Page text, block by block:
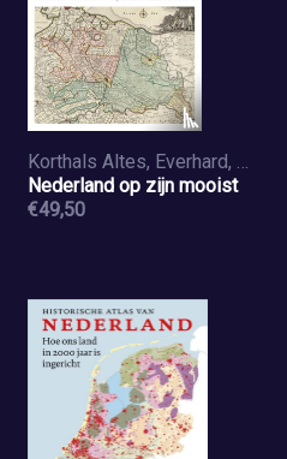
Korthals Altes, Everhard, Vannieuwenhuyze, Bram
Nederland op zijn mooist
€49,50